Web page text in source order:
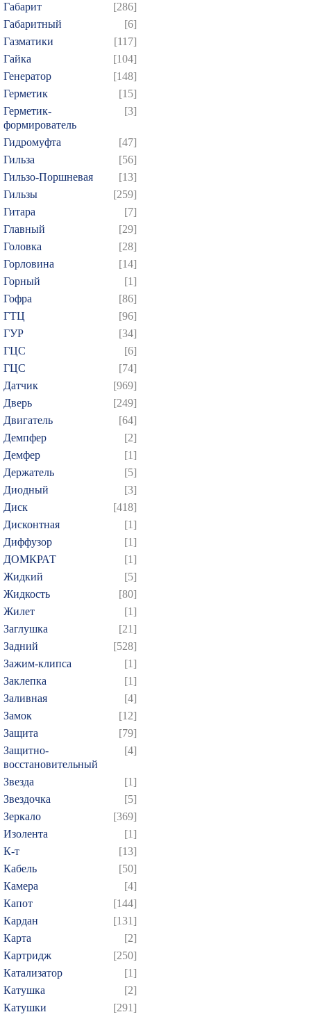
Габарит
[286]
Габаритный
[6]
Газматики
[117]
Гайка
[104]
Генератор
[148]
Герметик
[15]
Герметик-
формирователь
[3]
Гидромуфта
[47]
Гильза
[56]
Гильзо-Поршневая
[13]
Гильзы
[259]
Гитара
[7]
Главный
[29]
Головка
[28]
Горловина
[14]
Горный
[1]
Гофра
[86]
ГТЦ
[96]
ГУР
[34]
ГЦC
[6]
ГЦС
[74]
Датчик
[969]
Дверь
[249]
Двигатель
[64]
Демпфер
[2]
Демфер
[1]
Держатель
[5]
Диодный
[3]
Диск
[418]
Дисконтная
[1]
Диффузор
[1]
ДОМКРАТ
[1]
Жидкий
[5]
Жидкость
[80]
Жилет
[1]
Заглушка
[21]
Задний
[528]
Зажим-клипса
[1]
Заклепка
[1]
Заливная
[4]
Замок
[12]
Защита
[79]
Защитно-
восстановительный
[4]
Звезда
[1]
Звездочка
[5]
Зеркало
[369]
Изолента
[1]
К-т
[13]
Кабель
[50]
Камера
[4]
Капот
[144]
Кардан
[131]
Карта
[2]
Картридж
[250]
Катализатор
[1]
Катушка
[2]
Катушки
[291]